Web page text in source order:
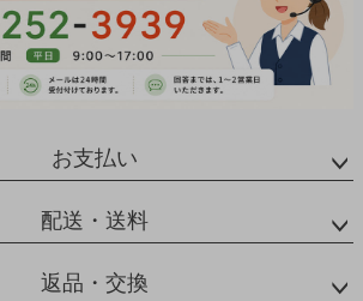
お支払い
配送・送料
返品・交換